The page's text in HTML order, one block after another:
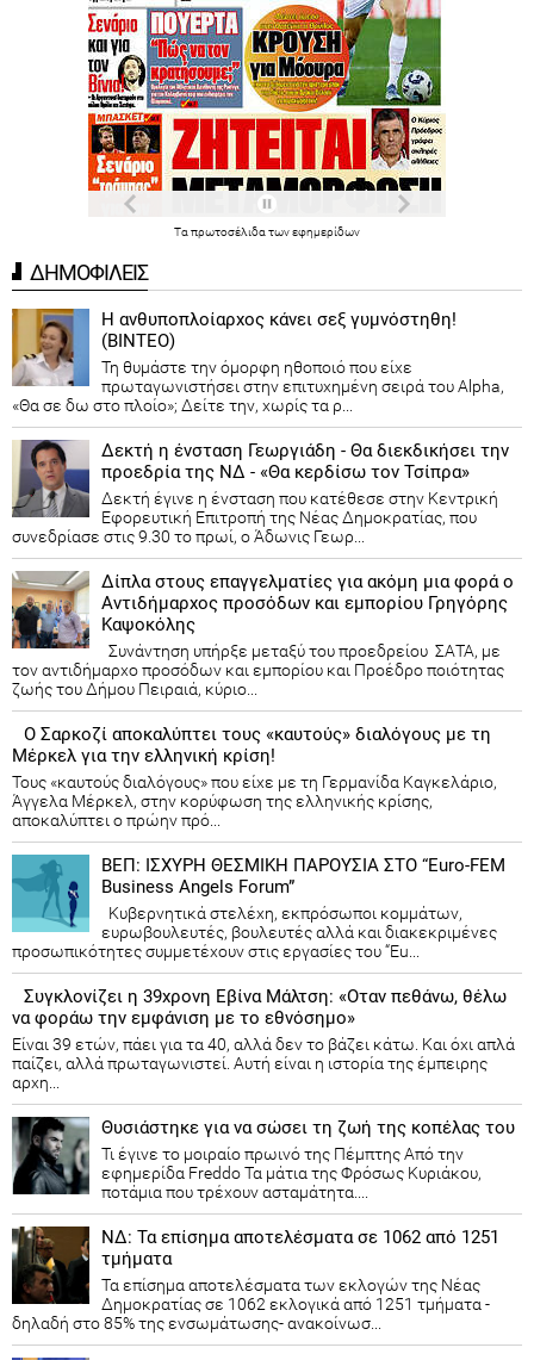
Τα πρωτοσέλιδα τωνεφημερίδων
ΔΗΜΟΦΙΛΕΙΣ
Η ανθυποπλοίαρχος κάνει σεξ γυμνόστηθη!
(ΒΙΝΤΕΟ)
Τη θυμάστε την όμορφη ηθοποιό που είχε
πρωταγωνιστήσει στην επιτυχημένη σειρά του Alpha,
«Θα σε δω στο πλοίο»; Δείτε την, χωρίς τα ρ...
Δεκτή η ένσταση Γεωργιάδη - Θα διεκδικήσει την
προεδρία της ΝΔ - «Θα κερδίσω τον Τσίπρα»
Δεκτή έγινε η ένσταση που κατέθεσε στην Κεντρική
Εφορευτική Επιτροπή της Νέας Δημοκρατίας, που
συνεδρίασε στις 9.30 το πρωί, ο Άδωνις Γεωρ...
Δίπλα στους επαγγελματίες για ακόμη μια φορά ο
Αντιδήμαρχος προσόδων και εμπορίου Γρηγόρης
Καψοκόλης
Συνάντηση υπήρξε μεταξύ του προεδρείου ΣΑΤΑ, με
τον αντιδήμαρχο προσόδων και εμπορίου και Προέδρο ποιότητας
ζωής του Δήμου Πειραιά, κύριο...
Ο Σαρκοζί αποκαλύπτει τους «καυτούς» διαλόγους με τη
Μέρκελ για την ελληνική κρίση!
Τους «καυτούς διαλόγους» που είχε με τη Γερμανίδα Καγκελάριο,
Άγγελα Μέρκελ, στην κορύφωση της ελληνικής κρίσης,
αποκαλύπτει ο πρώην πρό...
ΒΕΠ: ΙΣΧΥΡΗ ΘΕΣΜΙΚΗ ΠΑΡΟΥΣΙΑ ΣΤΟ “Euro-FEM
Business Angels Forum”
Κυβερνητικά στελέχη, εκπρόσωποι κομμάτων,
ευρωβουλευτές, βουλευτές αλλά και διακεκριμένες
προσωπικότητες συμμετέχουν στις εργασίες του “Eu...
Συγκλονίζει η 39χρονη Εβίνα Μάλτση: «Οταν πεθάνω, θέλω
να φοράω την εμφάνιση με το εθνόσημο»
Είναι 39 ετών, πάει για τα 40, αλλά δεν το βάζει κάτω. Και όχι απλά
παίζει, αλλά πρωταγωνιστεί. Αυτή είναι η ιστορία της έμπειρης
αρχη...
Θυσιάστηκε για να σώσει τη ζωή της κοπέλας του
Τι έγινε το μοιραίο πρωινό της Πέμπτης Από την
εφημερίδα Freddo Τα μάτια της Φρόσως Κυριάκου,
ποτάμια που τρέχουν ασταμάτητα....
ΝΔ: Τα επίσημα αποτελέσματα σε 1062 από 1251
τμήματα
Τα επίσημα αποτελέσματα των εκλογών της Νέας
Δημοκρατίας​ σε 1062 εκλογικά από 1251 τμήματα -
δηλαδή στο 85% της ενσωμάτωσης- ανακοίνωσ...